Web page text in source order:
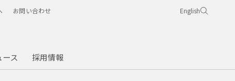
ース 採用情報
お問い合わせ English